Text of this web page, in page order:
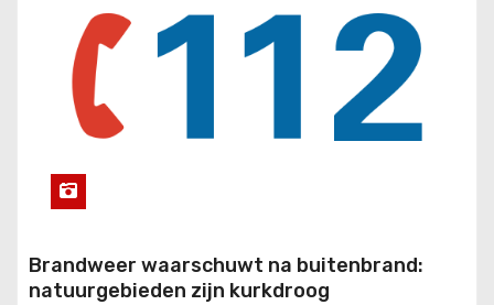
Brandweer waarschuwt na buitenbrand:
natuurgebieden zijn kurkdroog